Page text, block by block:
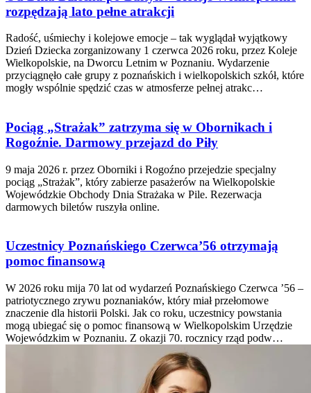
rozpędzają lato pełne atrakcji
Radość, uśmiechy i kolejowe emocje – tak wyglądał wyjątkowy
Dzień Dziecka zorganizowany 1 czerwca 2026 roku, przez Koleje
Wielkopolskie, na Dworcu Letnim w Poznaniu. Wydarzenie
przyciągnęło całe grupy z poznańskich i wielkopolskich szkół, które
mogły wspólnie spędzić czas w atmosferze pełnej atrakc…
Pociąg „Strażak” zatrzyma się w Obornikach i
Rogoźnie. Darmowy przejazd do Piły
9 maja 2026 r. przez Oborniki i Rogoźno przejedzie specjalny
pociąg „Strażak”, który zabierze pasażerów na Wielkopolskie
Wojewódzkie Obchody Dnia Strażaka w Pile. Rezerwacja
darmowych biletów ruszyła online.
Uczestnicy Poznańskiego Czerwca’56 otrzymają
pomoc finansową
W 2026 roku mija 70 lat od wydarzeń Poznańskiego Czerwca ’56 –
patriotycznego zrywu poznaniaków, który miał przełomowe
znaczenie dla historii Polski. Jak co roku, uczestnicy powstania
mogą ubiegać się o pomoc finansową w Wielkopolskim Urzędzie
Wojewódzkim w Poznaniu. Z okazji 70. rocznicy rząd podw…